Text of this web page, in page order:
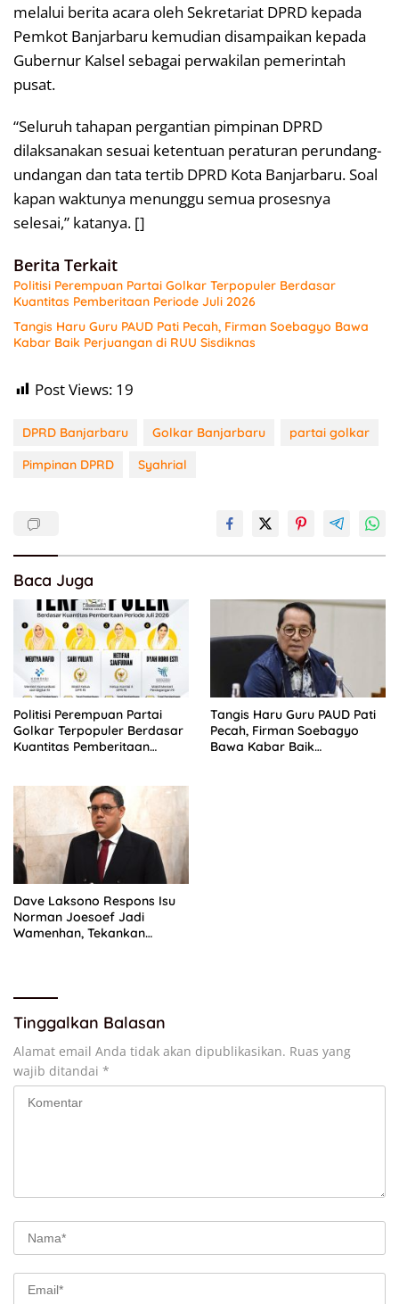
melalui berita acara oleh Sekretariat DPRD kepada
Pemkot Banjarbaru kemudian disampaikan kepada
Gubernur Kalsel sebagai perwakilan pemerintah
pusat.
“Seluruh tahapan pergantian pimpinan DPRD
dilaksanakan sesuai ketentuan peraturan perundang-
undangan dan tata tertib DPRD Kota Banjarbaru. Soal
kapan waktunya menunggu semua prosesnya
selesai,” katanya. []
Berita Terkait
Politisi Perempuan Partai Golkar Terpopuler Berdasar
Kuantitas Pemberitaan Periode Juli 2026
Tangis Haru Guru PAUD Pati Pecah, Firman Soebagyo Bawa
Kabar Baik Perjuangan di RUU Sisdiknas
Post Views: 19
DPRD Banjarbaru Golkar Banjarbaru
partai golkar
Pimpinan DPRD
Syahrial
Baca Juga
Politisi Perempuan Partai
Golkar Terpopuler Berdasar
Kuantitas Pemberitaan
Tangis Haru Guru PAUD Pati
Pecah, Firman Soebagyo
Bawa Kabar Baik
Dave Laksono Respons Isu
Norman Joesoef Jadi
Wamenhan, Tekankan
Tinggalkan Balasan
Alamat email Anda tidak akan dipublikasikan. Ruas yang
wajib ditandai *